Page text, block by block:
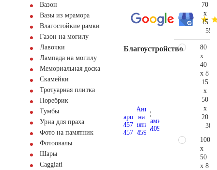
Вазон
Вазы из мрамора
Влагостойкие рамки
Газон на могилу
Лавочки
Лампада на могилу
Мемориальная доска
Скамейки
Тротуарная плитка
Поребрик
Тумбы
Урна для праха
Фото на памятник
Фотоовалы
Шары
Сaggiati
Благоустройство
70
x
15
80
x
40
x 8
15
x
50
x
20
100
x
50
x 8